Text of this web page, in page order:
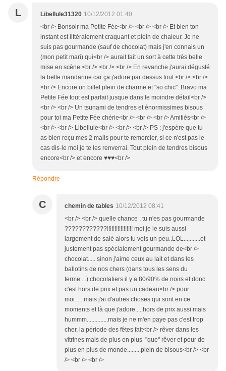
L Libellule31320 10/12/2012 01:40
<br /> Bonsoir ma Petite Fée<br /> <br /> <br /> Et bien ton
instant est littéralement craquant et plein de chaleur. Je ne
suis pas gourmande (sauf de chocolat) mais j'en connais un
(mon petit mari) qui<br /> aurait fait un sort à cette très belle
mise en scène.<br /> <br /> <br /> En revanche j'aurai dégusté
la belle mandarine car ça j'adore par dessus tout.<br /> <br />
<br /> Encore un billet plein de charme et "so chic". Bravo ma
Petite Fée tout est parfait jusque dans le moindre détail<br />
<br /> <br /> Un tsunami de tendres et énormissimes bisous
pour toi ma Petite Fée chérie<br /> <br /> <br /> Amitiés<br />
<br /> <br /> Libellule<br /> <br /> <br /> PS : j'espère que tu
as bien reçu mes 2 mails pour te remercier, si ce n'est pas le
cas dis-le moi je te les renverrai. Tout plein de tendres bisous
encore<br /> et encore ♥♥♥<br />
Répondre
C chemin de tables 10/12/2012 08:41
<br /> <br /> quelle chance , tu n'es pas gourmande
????????????!!!!!!!!!!!!!!!!! moi je le suis aussi
largement de salé alors tu vois un peu..LOL...........et
justement pas spécialement gourmande de<br />
chocolat..... sinon j'aime ceux au lait et dans les
ballotins de nos chers (dans tous les sens du
terme....) chocolatiers il y a 80/90% de noirs et donc
c'est hors de prix et pas un cadeau<br /> pour
moi......mais j'ai d'autres choses qui sont en ce
moments et là que j'adore.....hors de prix aussi mais
hummm..............mais je ne m'en paye pas c'est trop
cher, la période des fêtes fait<br /> rêver dans les
vitrines mais de plus en plus "que" rêver et pour de
plus en plus de monde.........plein de bisous<br /> <br
/> <br /> <br />